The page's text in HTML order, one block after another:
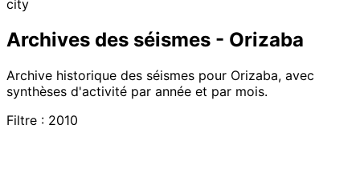
city
Archives des séismes - Orizaba
Archive historique des séismes pour Orizaba, avec
synthèses d'activité par année et par mois.
Filtre : 2010